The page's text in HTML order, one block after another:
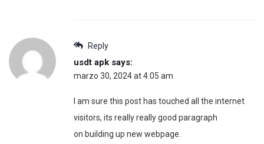
Reply
usdt apk says:
marzo 30, 2024 at 4:05 am
I am sure this post has touched all the internet
visitors, its really really good paragraph
on building up new webpage.